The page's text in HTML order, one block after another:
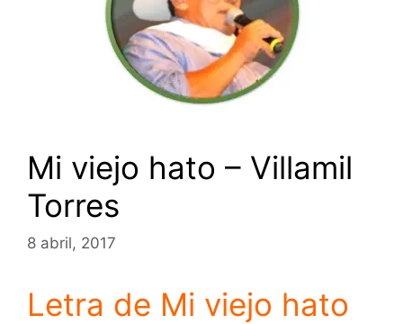
Mi viejo hato – Villamil
Torres
8 abril, 2017
Letra de Mi viejo hato